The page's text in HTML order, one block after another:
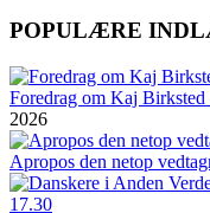
POPULÆRE
Foredrag om Kaj
2026
Apropos den netop